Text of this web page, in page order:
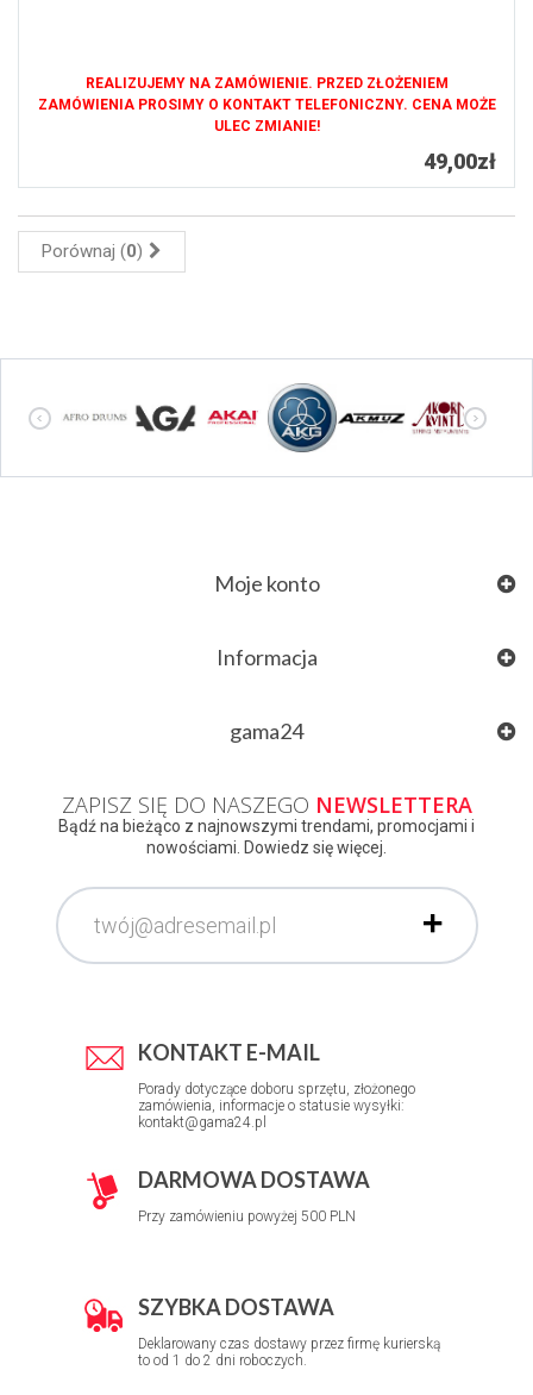
REALIZUJEMY NA ZAMÓWIENIE. PRZED ZŁOŻENIEM
ZAMÓWIENIA PROSIMY O KONTAKT TELEFONICZNY. CENA MOŻE
ULEC ZMIANIE!
49,00zł
Porównaj (0)
Moje konto
Informacja
gama24
ZAPISZ SIĘ DO NASZEGO NEWSLETTERA
Bądź na bieżąco z najnowszymi trendami, promocjami i
nowościami. Dowiedz się więcej.
KONTAKT E-MAIL
Porady dotyczące doboru sprzętu, złożonego
zamówienia, informacje o statusie wysyłki:
kontakt@gama24.pl
DARMOWA DOSTAWA
Przy zamówieniu powyżej 500 PLN
SZYBKA DOSTAWA
Deklarowany czas dostawy przez firmę kurierską
to od 1 do 2 dni roboczych.